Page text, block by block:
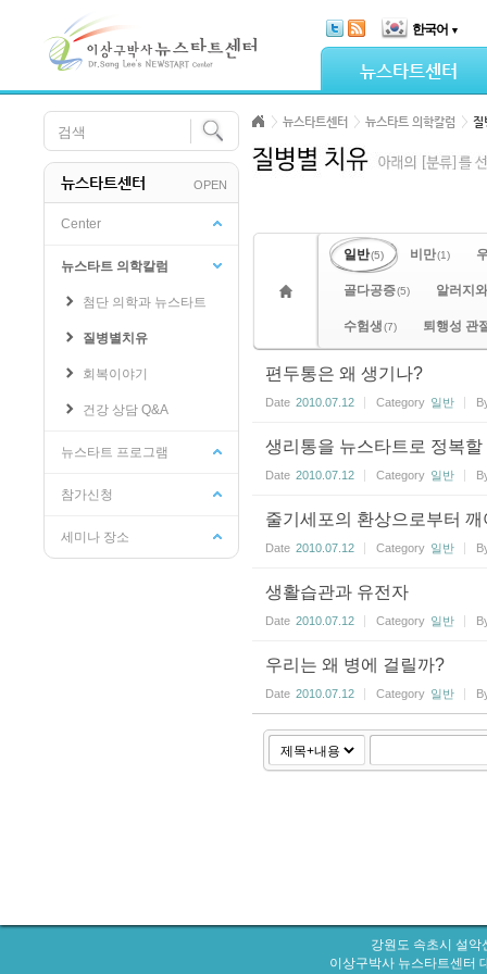
한국어 ▼
뉴스타트센터
뉴스타트센터 OPEN
Center
뉴스타트 의학칼럼
첨단 의학과 뉴스타트
질병별치유
회복이야기
건강 상담 Q&A
뉴스타트 프로그램
참가신청
세미나 장소
뉴스타트센터 뉴스타트 의학칼럼 질
일반(5) 비만(1)
골다공증(5) 알러지
수험생(7) 퇴행성 관
편두통은 왜 생기나?
Date 2010.07.12 Category 일반
생리통을 뉴스타트로 정복
Date 2010.07.12 Category 일반
줄기세포의 환상으로부터
Date 2010.07.12 Category 일반
생활습관과 유전자
Date 2010.07.12 Category 일반
우리는 왜 병에 걸릴까?
Date 2010.07.12 Category 일반
강원도 속초시 설
이상구박사 뉴스타트센터
Sketchbook5, 스케치북5
Sketchbook5, 스케치북5